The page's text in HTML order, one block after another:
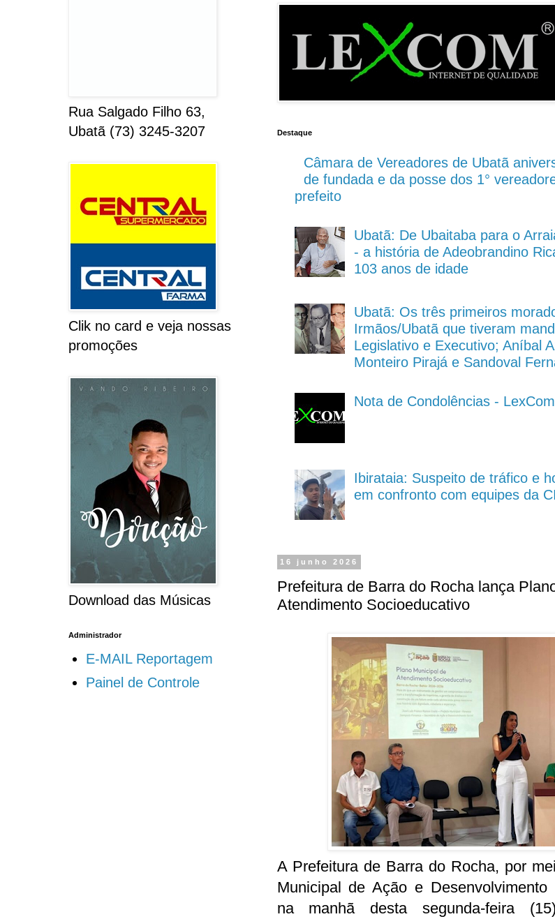
Destaque
Câmara de Vereadores de Ubatã
de fundada e da posse dos 1°
prefeito
Ubatã: De Ubaitaba para o
- a história de Adeobrandino
103 anos de idade
Ubatã: Os três primeiros
Irmãos/Ubatã que tiveram
Legislativo e Executivo; Aníbal
Monteiro Pirajá e Sandoval
Nota de Condolências - LexCom
Ibirataia: Suspeito de tráfico e
em confronto com equipes da
16 junho 2026
Prefeitura de Barra do Rocha lança
Atendimento Socioeducativo
A Prefeitura de Barra do Rocha, por
Municipal de Ação e Desenvolvimento
na manhã desta segunda-feira
Rua Salgado Filho 63,
Ubatã (73) 3245-3207
Clik no card e veja nossas
promoções
Download das Músicas
Administrador
E-MAIL Reportagem
Painel de Controle